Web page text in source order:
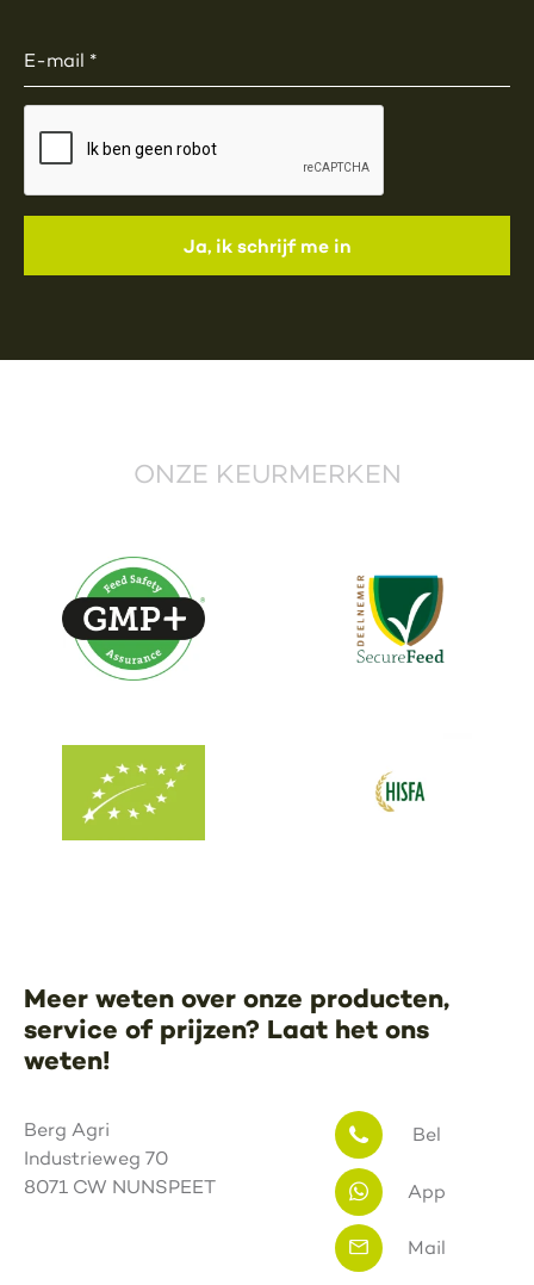
ONZE KEURMERKEN
Meer weten over onze producten,
service of prijzen? Laat het ons
weten!
Berg Agri
Industrieweg 70
8071 CW NUNSPEET
Bel
App
Mail